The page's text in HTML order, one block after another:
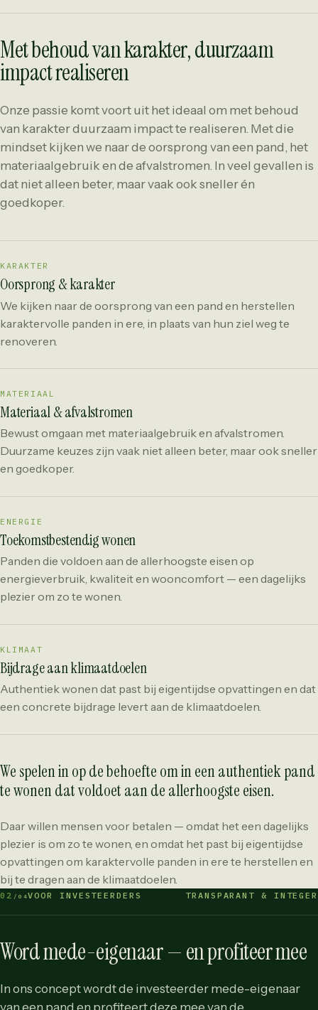
Met behoud van karakter, duurzaam
impact realiseren
Onze passie komt voort uit het ideaal om met behoud
van karakter duurzaam impact te realiseren. Met die
mindset kijken we naar de oorsprong van een pand, het
materiaalgebruik en de afvalstromen. In veel gevallen is
dat niet alleen beter, maar vaak ook sneller én
goedkoper.
KARAKTER
Oorsprong & karakter
We kijken naar de oorsprong van een pand en herstellen
karaktervolle panden in ere, in plaats van hun ziel weg te
renoveren.
MATERIAAL
Materiaal & afvalstromen
Bewust omgaan met materiaalgebruik en afvalstromen.
Duurzame keuzes zijn vaak niet alleen beter, maar ook sneller
en goedkoper.
ENERGIE
Toekomstbestendig wonen
Panden die voldoen aan de allerhoogste eisen op
energieverbruik, kwaliteit en wooncomfort — een dagelijks
plezier om zo te wonen.
KLIMAAT
Bijdrage aan klimaatdoelen
Authentiek wonen dat past bij eigentijdse opvattingen en dat
een concrete bijdrage levert aan de klimaatdoelen.
We spelen in op de behoefte om in een authentiek pand
te wonen dat voldoet aan de allerhoogste eisen.
Daar willen mensen voor betalen — omdat het een dagelijks
plezier is om zo te wonen, en omdat het past bij eigentijdse
opvattingen om karaktervolle panden in ere te herstellen en
bij te dragen aan de klimaatdoelen.
02 /04VOOR INVESTEERDERS TRANSPARANT & INTEGER
Word mede-eigenaar — en profiteer mee
In ons concept wordt de investeerder mede-eigenaar
van een pand en profiteert deze mee van de